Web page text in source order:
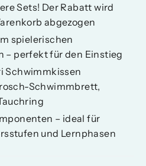
Sets! Der Rabatt wird
abgezogen
spielerischen
– perfekt für den Einstieg
Schwimmkissen
Schwimmbrett,
– ideal für
und Lernphasen